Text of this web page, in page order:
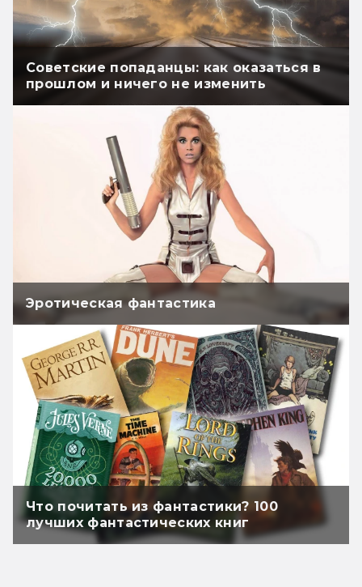
Советские попаданцы: как оказаться в
прошлом и ничего не изменить
Эротическая фантастика
Что почитать из фантастики? 100
лучших фантастических книг